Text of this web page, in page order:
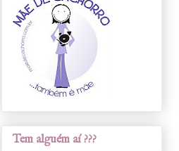
Tem alguém aí ???